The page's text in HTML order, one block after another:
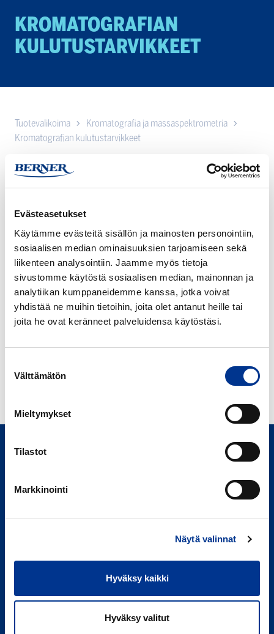
Evästeasetukset
Käytämme evästeitä sisällön ja mainosten personointiin,
sosiaalisen median ominaisuuksien tarjoamiseen sekä
liikenteen analysointiin. Jaamme myös tietoja
sivustomme käytöstä sosiaalisen median, mainonnan ja
analytiikan kumppaneidemme kanssa, jotka voivat
yhdistää ne muihin tietoihin, joita olet antanut heille tai
joita he ovat keränneet palveluidensa käytöstäsi.
valinta
Välttämätön
Mieltymykset
Tilastot
Markkinointi
Näytä valinnat
Hyväksy kaikki
Hyväksy valitut
KROMATOGRA­FIAN
KULUTUSTAR­VIK­KEET
Tuotevalikoima
Kromatografia ja massaspektrometria
Kromatografian kulutustarvikkeet
Tutustu kattavaan valikoimaamme kromatografian
kulutustarvikkeita, jotka on suunniteltu tukemaan laboratorion
luotettavia tuotteita, jotka takaavat toistettavat tulokset ja
tuotekehityksenkin parissa.
Tutustu alta kulutarvikkeiden tuotevalikoimaan.
Flash-kromatografia-tarvikkeet
Kaasukromatografia-massaspektrometria-tarvikkeet
Kaasukromatografia-tarvikkeet
Youtube